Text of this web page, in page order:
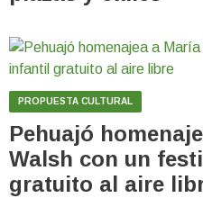
PROPUESTA CULTURAL
Pehuajó
Walsh con un
gratuito al aire